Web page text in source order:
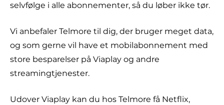
selvfølge i alle abonnementer, så du løber ikke tør.
Vi anbefaler Telmore til dig, der bruger meget data,
og som gerne vil have et mobilabonnement med
store besparelser på Viaplay og andre
streamingtjenester.
Udover Viaplay kan du hos Telmore få Netflix,